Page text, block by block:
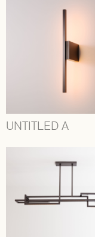
UNTITLED A